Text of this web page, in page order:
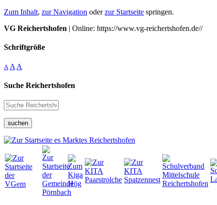
Zum Inhalt, zur Navigation oderzur Startseite springen.
VG Reichertshofen | Online: https://www.vg-reichertshofen.de//
Schriftgröße
A A A
Suche Reichertshofen
suchen